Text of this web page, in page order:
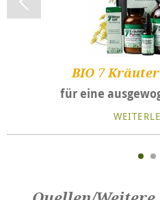
BIO 7
für eine